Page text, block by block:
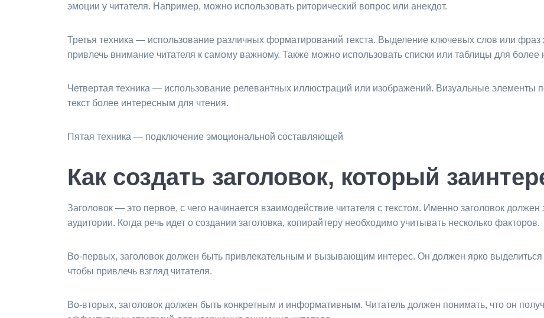
эмоции у читателя. Например, можно использовать риторический вопрос или анекдот.
Третья техника — использование различных форматирований текста. Выделение ключевых слов или
привлечь внимание читателя к самому важному. Также можно использовать списки или таблицы для
Четвертая техника — использование релевантных иллюстраций или изображений. Визуальные элементы
текст более интересным для чтения.
Пятая техника — подключение эмоциональной составляющей
Как создать заголовок, который
Заголовок — это первое, с чего начинается взаимодействие читателя с текстом. Именно заголовок
аудитории. Когда речь идет о создании заголовка, копирайтеру необходимо учитывать несколько факторов.
Во-первых, заголовок должен быть привлекательным и вызывающим интерес. Он должен ярко выделиться
чтобы привлечь взгляд читателя.
Во-вторых, заголовок должен быть конкретным и информативным. Читатель должен понимать, что он